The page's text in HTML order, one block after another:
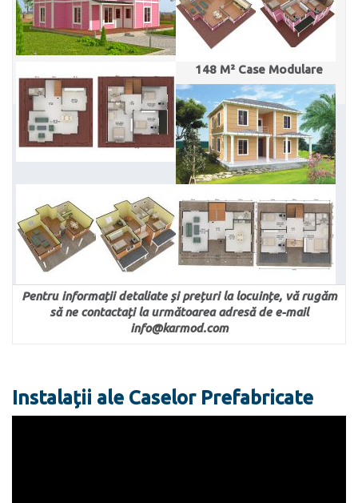
Pentru informații detaliate și prețuri la locuințe, vă rugăm
să ne contactați la următoarea adresă de e-mail
info@karmod.com
148 M² Case Modulare
Instalații ale Caselor Prefabricate